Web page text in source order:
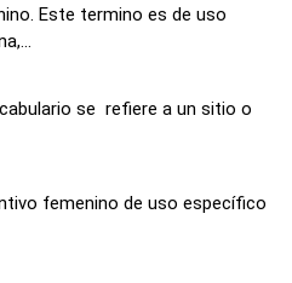
Este termino es de uso
se refiere a un sitio o
femenino de uso específico